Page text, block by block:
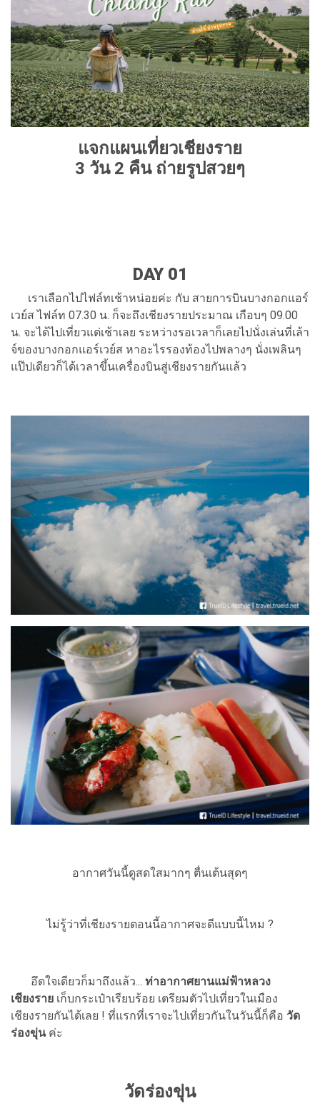
แจกแผนเที่ยวเชียงราย
3 วัน 2 คืน ถ่ายรูปสวยๆ
DAY 01
เราเลือกไปไฟล์ทเช้าหน่อยค่ะ กับ สายการบินบางกอกแอร์
เวย์ส ไฟล์ท 07.30 น. ก็จะถึงเชียงรายประมาณ เกือบๆ 09.00
น. จะได้ไปเที่ยวแต่เช้าเลย ระหว่างรอเวลาก็เลยไปนั่งเล่นที่เล้า
จ์ของบางกอกแอร์เวย์ส หาอะไรรองท้องไปพลางๆ นั่งเพลินๆ
แป๊ปเดียวก็ได้เวลาขึ้นเครื่องบินสู่เชียงรายกันแล้ว
อากาศวันนี้ดูสดใสมากๆ ตื่นเต้นสุดๆ
ไม่รู้ว่าที่เชียงรายตอนนี้อากาศจะดีแบบนี้ไหม ?
อึดใจเดียวก็มาถึงแล้ว... ท่าอากาศยานแม่ฟ้าหลวง
เชียงราย เก็บกระเป๋าเรียบร้อย เตรียมตัวไปเที่ยวในเมือง
เชียงรายกันได้เลย ! ที่แรกที่เราจะไปเที่ยวกันในวันนี้ก็คือ วัด
ร่องขุ่นค่ะ
วัดร่องขุ่น